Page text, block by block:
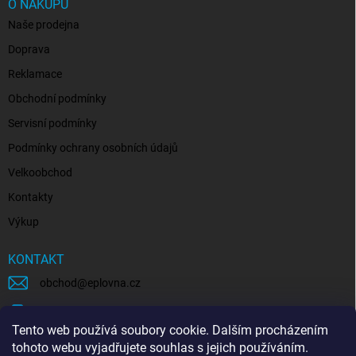
Tento web používá soubory cookie. Dalším procházením
tohoto webu vyjadřujete souhlas s jejich používáním.
O NÁKUPU
Naše prodejna
Doprava
Reklamace
Obchodní podmínky
Servisní podmínky
Podmínky ochrany osobních údajů
Velkoobchod
Kontakty
Výkup
KONTAKT
obchod @eplovna.cz
eplovna.cz